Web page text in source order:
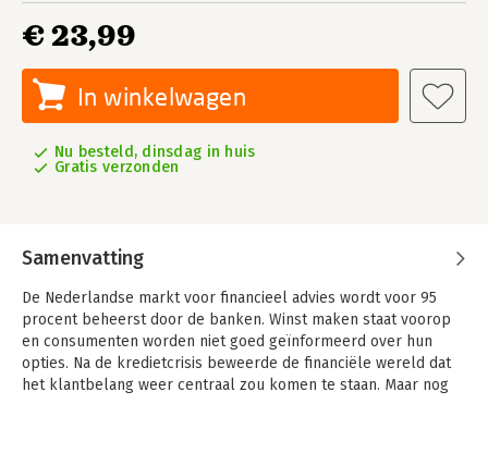
€ 23,99
In winkelwagen
Nu besteld, dinsdag in huis
Gratis verzonden
Samenvatting
De Nederlandse markt voor financieel advies wordt voor 95
procent beheerst door de banken. Winst maken staat voorop
en consumenten worden niet goed geïnformeerd over hun
opties. Na de kredietcrisis beweerde de financiële wereld dat
het klantbelang weer centraal zou komen te staan. Maar nog